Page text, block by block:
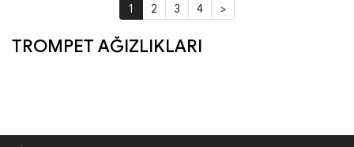
1 2 3 4 >
TROMPET AĞIZLIKLARI